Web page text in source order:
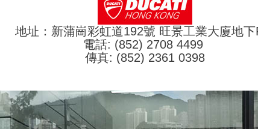
地址：新蒲崗彩虹道192號 旺景工業大廈地下
電話: (852) 2708 4499
傳真: (852) 2361 0398